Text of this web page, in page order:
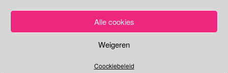
Alle cookies
Weigeren
Coockiebeleid
Moederdag is dan heb je wel echt onder een steen geleefd.